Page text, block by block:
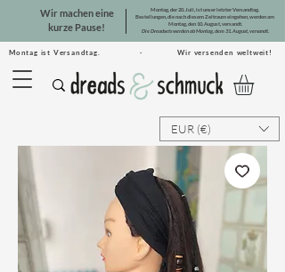
Montag ist Versandtag. · Wir versenden weltweit!
Wir machen eine
kurze Pause!
Montag, der 20. Juli, ist unser letzter Versandtag.
Bestellungen, die nach diesem Zeitraum eingehen, werden am
Montag, den 10. August, versandt.
Die Dreadsets werden ab Montag, dem 31. August, versandt.
EUR (€)